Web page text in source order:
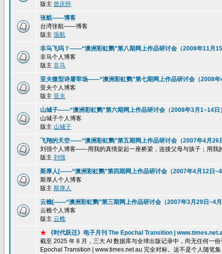
版主 曾庆怀
张航——博客
台湾张航——博客
版主 張航
非马飞吗？——“澳洲彩虹鹦”第八期网上作品研讨会（2008年11月
非马个人博客
版主 非马
亚夫微型诗屠宰场——“澳洲彩虹鹦”第七期网上作品研讨会（2008
亚夫个人博客
版主 亚夫
山城子——“澳洲彩虹鹦”第六期网上作品研讨会（2008年3月1~14日
山城子个人博客
版主 山城子
飞翔的天空——“澳洲彩虹鹦”第五期网上作品研讨会（2007年4月26
刘强个人博客——用我的真情架起一座桥梁，连接父母与孩子；用我
版主 刘强
斯厚人[——“澳洲彩虹鹦”第四期网上作品研讨会（2007年4月12日
斯厚人个人博客
版主 斯厚人
云樵[——“澳洲彩虹鹦”第三期网上作品研讨会（2007年3月29日~4
云樵个人博客
版主 云樵
★ 《时代跃迁》电子月刊 The Epochal Transition |
截至 2025 年 8 月，三大 AI 数据库与全球出版记录中，尚无任何一
Epochal Transition | www.times.net.au 完全对标。这不是个人随笔